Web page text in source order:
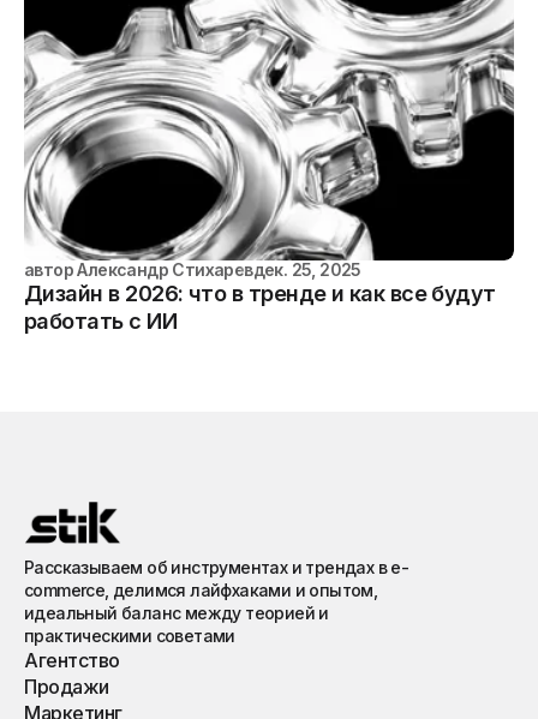
автор Александр Стихаревдек. 25, 2025
Дизайн в 2026: что в тренде и как все будут
работать с ИИ
Рассказываем об инструментах и трендах в e-
commerce, делимся лайфхаками и опытом,
идеальный баланс между теорией и
практическими советами
Агентство
Продажи
Маркетинг